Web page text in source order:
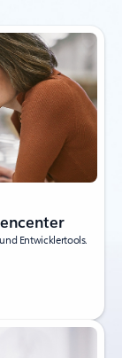
Entwicklertools.